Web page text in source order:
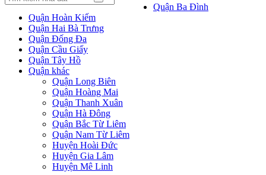
Quận Ba Đình
Quận Hoàn Kiếm
Quận Hai Bà Trưng
Quận Đống Đa
Quận Cầu Giấy
Quận Tây Hồ
Quận khác
Quận Long Biên
Quận Hoàng Mai
Quận Thanh Xuân
Quận Hà Đông
Quận Bắc Từ Liêm
Quận Nam Từ Liêm
Huyện Hoài Đức
Huyện Gia Lâm
Huyện Mê Linh